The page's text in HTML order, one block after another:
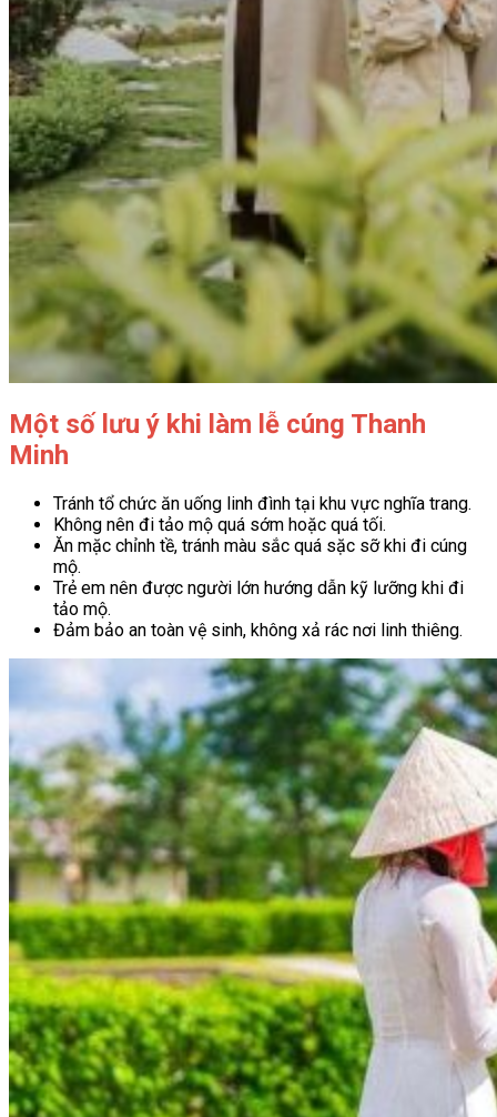
Một số lưu ý khi làm lễ cúng Thanh
Minh
Tránh tổ chức ăn uống linh đình tại khu vực nghĩa trang.
Không nên đi tảo mộ quá sớm hoặc quá tối.
Ăn mặc chỉnh tề, tránh màu sắc quá sặc sỡ khi đi cúng
mộ.
Trẻ em nên được người lớn hướng dẫn kỹ lưỡng khi đi
tảo mộ.
Đảm bảo an toàn vệ sinh, không xả rác nơi linh thiêng.